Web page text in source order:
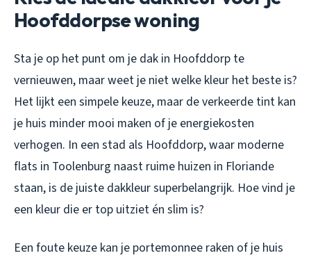
Hoofddorpse woning
Sta je op het punt om je dak in Hoofddorp te
vernieuwen, maar weet je niet welke kleur het beste is?
Het lijkt een simpele keuze, maar de verkeerde tint kan
je huis minder mooi maken of je energiekosten
verhogen. In een stad als Hoofddorp, waar moderne
flats in Toolenburg naast ruime huizen in Floriande
staan, is de juiste dakkleur superbelangrijk. Hoe vind je
een kleur die er top uitziet én slim is?
Een foute keuze kan je portemonnee raken of je huis